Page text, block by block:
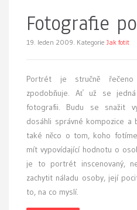
Fotografie
19. leden 2009. Kategorie Jak fotit
Portrét je stručně
zpodobňuje. Ať už se
fotografii. Budu se snažit
dosáhli správné kompozice a
také něco o tom, koho
mít vypovídající hodnotu o
je to portrét inscenovaný,
zachytit náladu osoby, její
to, na co myslí.